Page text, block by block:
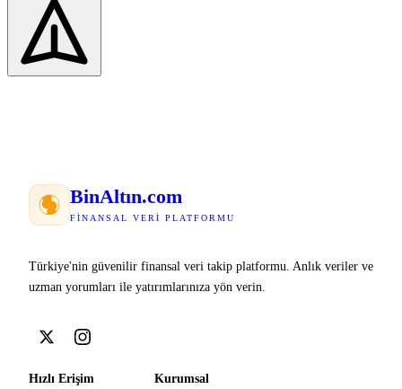
BinAltın.com
FINANSAL VERI PLATFORMU
Türkiye'nin güvenilir finansal veri takip platformu. Anlık veriler ve
uzman yorumları ile yatırımlarınıza yön verin.
Hızlı Erişim Kurumsal